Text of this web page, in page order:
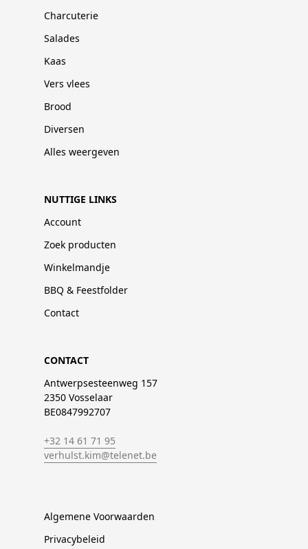
Charcuterie
Salades
Kaas
Vers vlees
Brood
Diversen
Alles weergeven
NUTTIGE LINKS
Account
Zoek producten
Winkelmandje
BBQ & Feestfolder
Contact
CONTACT
Antwerpsesteenweg 157
2350 Vosselaar
BE0847992707
+32 14 61 71 95
verhulst.kim@telenet.be
Algemene Voorwaarden
Privacybeleid